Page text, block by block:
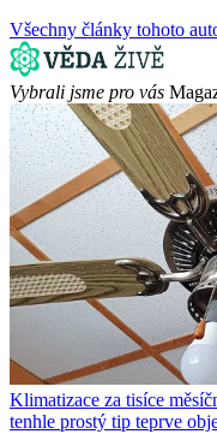
Všechny články tohoto
Vybrali jsme pro vás
Klimatizace za tisíce
tenhle prostý tip teprve